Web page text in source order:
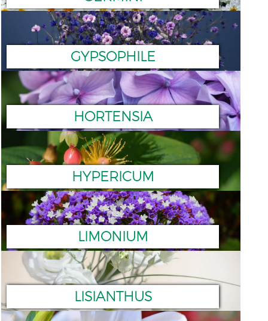
GYPSOPHILE
HORTENSIA
HYPERICUM
LIMONIUM
LISIANTHUS